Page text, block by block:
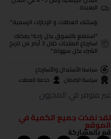
البعيدة.
بإستثناء العطلات و الإجازات الرسمية."
"استمتع بالتسوق بكل راحة! يمكنك
استرجاع المنتجات خلال 3 أيام من تاريخ
الشراء بكل سهولة."
سياسة الأستبدال والأسترجاع
سياسة الضمان
خدمة العملاء
غير متوفر في المخزون
لقد نفذت جميع الكمية في
الموقع
قم بالمشاركة